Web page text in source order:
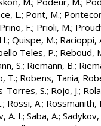
L.; Pont, M.;
Prino, F.; Prioli, M.;
; Quispe, M.; Racioppi,
Teles, P.; Reboud,
S.; Riemann, B.;
T.; Robens, Tania;
Torres, S.; Rojo, J.;
; Rossi, A.; Rossmanith,
A. I.; Saba, A.; Sadykov,